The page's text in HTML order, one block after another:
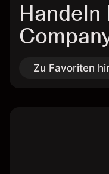
Handeln
Zu Favoriten